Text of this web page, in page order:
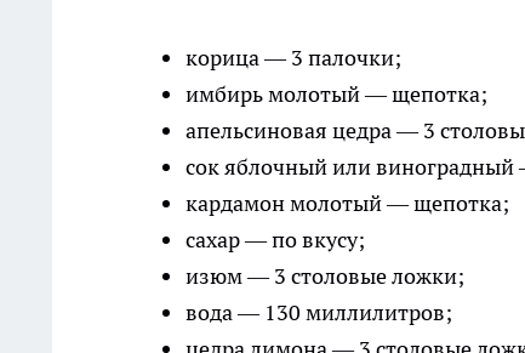
корица — 3 палочки;
имбирь молотый — щепотка;
апельсиновая цедра — 3
сок яблочный или виноградный
кардамон молотый — щепотка;
сахар — по вкусу;
изюм — 3 столовые ложки;
вода — 130 миллилитров;